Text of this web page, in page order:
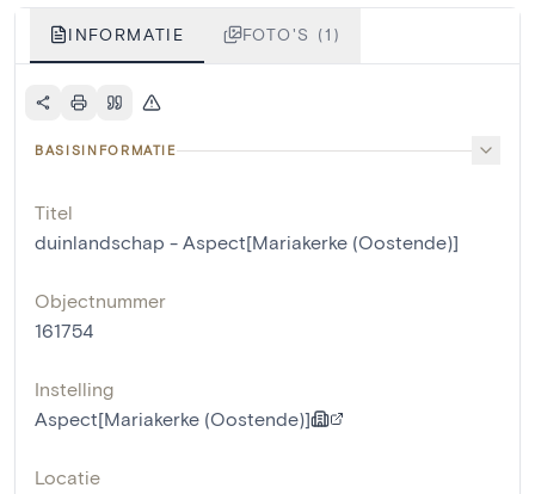
INFORMATIE FOTO'S (1)
BASISINFORMATIE
Titel
duinlandschap - Aspect[Mariakerke (Oostende)]
Objectnummer
161754
Instelling
Aspect[Mariakerke (Oostende)]
Locatie